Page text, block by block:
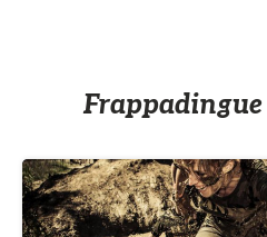
Frappadingue